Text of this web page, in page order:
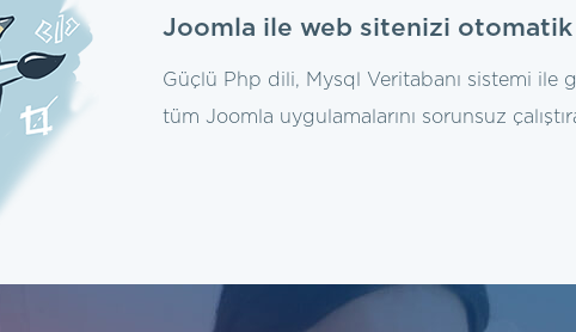
Joomla ile web sitenizi
Güçlü Php dili, Mysql Veritabanı sistemi ile
tüm Joomla uygulamalarını sorunsuz